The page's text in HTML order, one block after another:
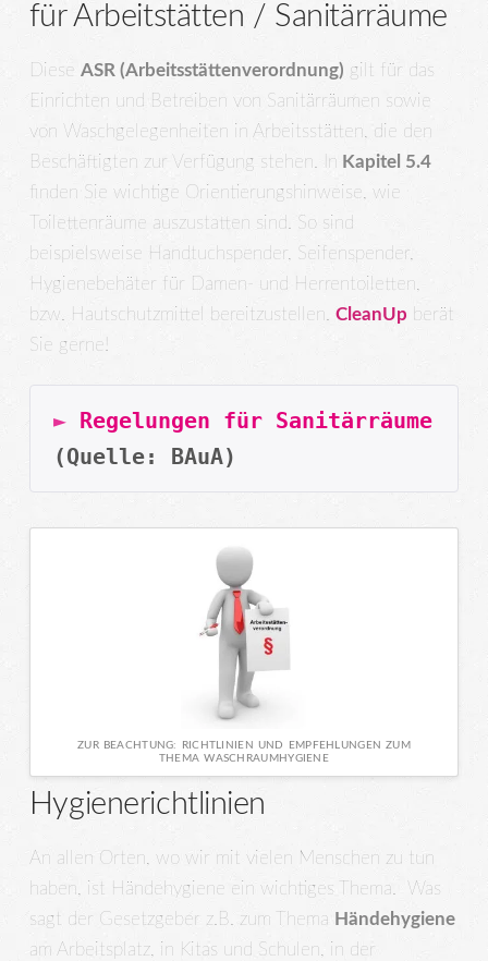
für Arbeitstätten / Sanitärräume
Diese ASR (Arbeitsstättenverordnung) gilt für das
Einrichten und Betreiben von Sanitärräumen sowie
von Waschgelegenheiten in Arbeitsstätten, die den
Beschäftigten zur Verfügung stehen. In Kapitel 5.4
finden Sie wichtige Orientierungshinweise, wie
Toilettenräume auszustatten sind. So sind
beispielsweise Handtuchspender, Seifenspender,
Hygienebehäter für Damen- und Herrentoiletten,
bzw. Hautschutzmittel bereitzustellen. CleanUp berät
Sie gerne!
►
Regelungen für Sanitärräume
(Quelle: BAuA)
ZUR BEACHTUNG: RICHTLINIEN UND EMPFEHLUNGEN ZUM
THEMA WASCHRAUMHYGIENE
Hygienerichtlinien
An allen Orten, wo wir mit vielen Menschen zu tun
haben, ist Händehygiene ein wichtiges Thema. Was
sagt der Gesetzgeber z.B. zum Thema Händehygiene
am Arbeitsplatz, in Kitas und Schulen, in der